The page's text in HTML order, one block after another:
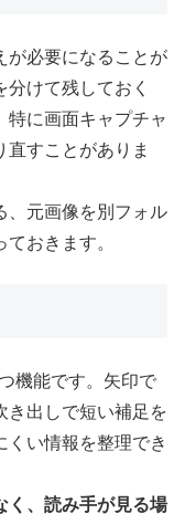
が必要になることが
けて残しておく
特に画面キャプチャ
直すことがありま
、元画像を別フォル
おきます。
機能です。矢印で
き出しで短い補足を
くい情報を整理でき
く、読み手が見る場